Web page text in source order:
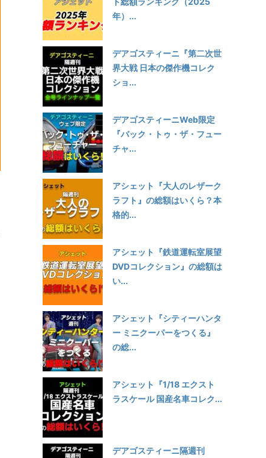
年）...
デアゴスティーニ『第二次世
界大戦 日本の傑作機コレク
ショ...
デアゴスティーニWeb限定
『バック・トゥ・ザ・フュー
チャ...
アシェット『大人のレザーク
ラフト』の総額はいくら？本
格的...
アシェット『鉄道運転室展望
DVDコレクション』の総額は
い...
アシェット『シティーハンタ
ー ミニクーパーをつくる』
の総...
アシェット『1/18 エクスト
ラスケール 国産名車コレク...
デアゴスティーニ隔週刊